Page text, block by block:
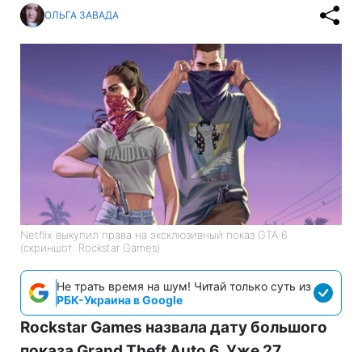
ОЛЬГА ЗАВАДА
Netflix выкупил права на эксклюзивный показ GTA 6
(скриншот: Rockstar Games)
Не трать время на шум! Читай только суть из
РБК-Украина в Google
Rockstar Games назвала дату большого